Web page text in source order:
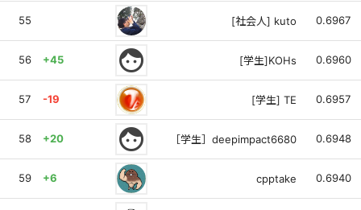
55 [社会人] kuto 0.6967
56 +45 face [学生]KOHs 0.6960
57 -19 [学生] TE 0.6957
58 +20 face ［学生］deepimpact6680 0.6948
59 +6 cpptake 0.6940